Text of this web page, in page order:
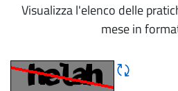
Visualizza l'elenco delle
mese in
Rigene